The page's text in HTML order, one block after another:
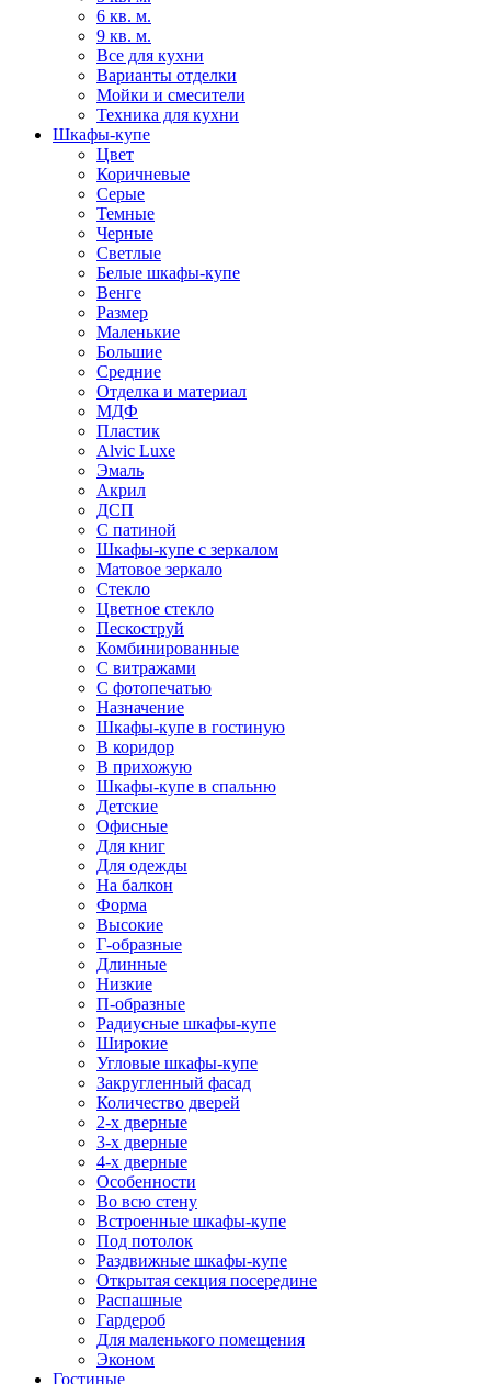
6 кв. м.
9 кв. м.
Все для кухни
Варианты отделки
Мойки и смесители
Техника для кухни
Шкафы-купе
Цвет
Коричневые
Серые
Темные
Черные
Светлые
Белые шкафы-купе
Венге
Размер
Маленькие
Большие
Средние
Отделка и материал
МДФ
Пластик
Alvic Luxe
Эмаль
Акрил
ДСП
С патиной
Шкафы-купе с зеркалом
Матовое зеркало
Стекло
Цветное стекло
Пескоструй
Комбинированные
С витражами
С фотопечатью
Назначение
Шкафы-купе в гостиную
В коридор
В прихожую
Шкафы-купе в спальню
Детские
Офисные
Для книг
Для одежды
На балкон
Форма
Высокие
Г-образные
Длинные
Низкие
П-образные
Радиусные шкафы-купе
Широкие
Угловые шкафы-купе
Закругленный фасад
Количество дверей
2-х дверные
3-х дверные
4-х дверные
Особенности
Во всю стену
Встроенные шкафы-купе
Под потолок
Раздвижные шкафы-купе
Открытая секция посередине
Распашные
Гардероб
Для маленького помещения
Эконом
Гостиные